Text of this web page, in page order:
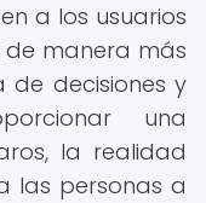
a los usuarios
de manera más
decisiones y
una
la realidad
las personas a